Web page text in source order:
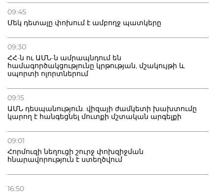
09:45
Մեկ դետալը փոխում է ամբողջ պատկերը
09:30
ՀՀ-ն ու ԱՄՆ-ն ամրապնդում են
համագործակցությունը կրթության, մշակույթի և
սպորտի ոլորտներում
09:15
ԱՄՆ դեսպանություն. վիզայի ժամկետի խախտումը
կարող է հանգեցնել մուտքի մշտական արգելքի
09:01
Հորմուզի նեղուցի շուրջ փոխզիջման
հնարավորություն է ստեղծվում
16:50